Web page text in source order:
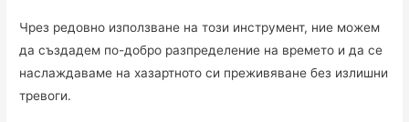
Чрез редовно използване на този инструмент, ние можем
да създадем по-добро разпределение на времето и да се
наслаждаваме на хазартното си преживяване без излишни
тревоги.